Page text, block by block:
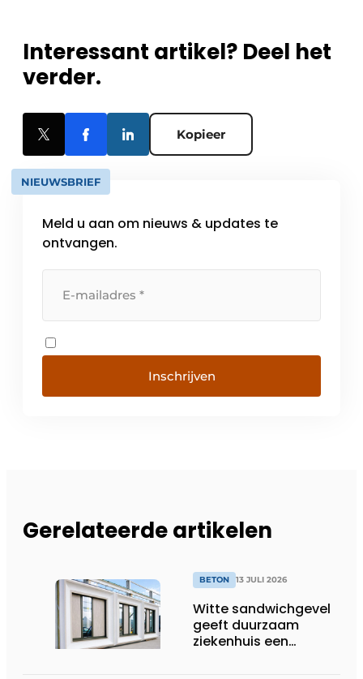
Interessant artikel? Deel het
verder.
Kopieer
NIEUWSBRIEF
Meld u aan om nieuws & updates te
ontvangen.
Inschrijven
Gerelateerde artikelen
BETON 13 JULI 2026
Witte sandwichgevel
geeft duurzaam
ziekenhuis een